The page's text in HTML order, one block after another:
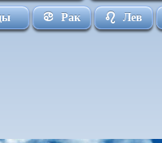
Рак Лев